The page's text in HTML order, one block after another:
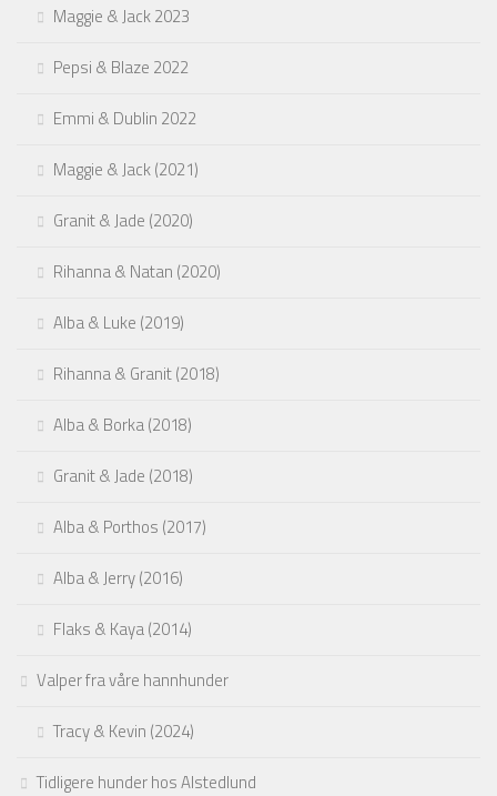
Maggie & Jack 2023
Pepsi & Blaze 2022
Emmi & Dublin 2022
Maggie & Jack (2021)
Granit & Jade (2020)
Rihanna & Natan (2020)
Alba & Luke (2019)
Rihanna & Granit (2018)
Alba & Borka (2018)
Granit & Jade (2018)
Alba & Porthos (2017)
Alba & Jerry (2016)
Flaks & Kaya (2014)
Valper fra våre hannhunder
Tracy & Kevin (2024)
Tidligere hunder hos Alstedlund